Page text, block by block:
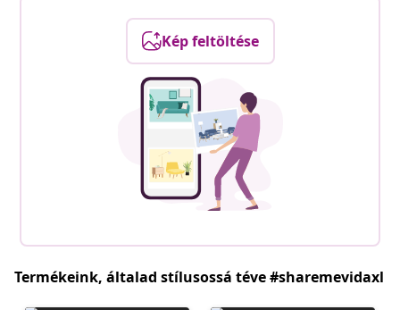
Kép feltöltése
Termékeink, általad stílusossá téve #sharemevidaxl